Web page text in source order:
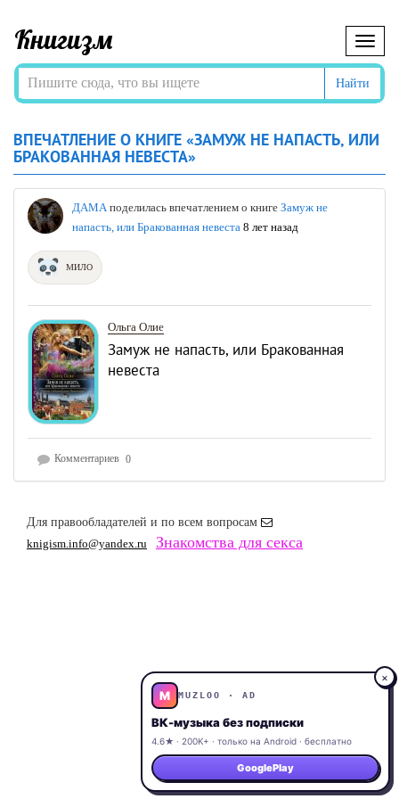
Меню
Книгизм
Найти
ВПЕЧАТЛЕНИЕ О КНИГЕ «ЗАМУЖ НЕ НАПАСТЬ, ИЛИ
БРАКОВАННАЯ НЕВЕСТА»
ДАМАподелилась впечатлением о книге Замуж не
напасть, или Бракованная невеста 8 лет назад
МИЛО
Ольга Олие
Замуж не напасть, или Бракованная
невеста
Комментариев 0
Для правообладателей и по всем вопросам
knigism.info@yandex.ru
Знакомства для секса
×
M MUZLOO · AD
ВК-музыка без подписки
4.6★ · 200K+ · только на Android · бесплатно
GooglePlay